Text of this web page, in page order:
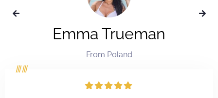
Emma Trueman
From Poland